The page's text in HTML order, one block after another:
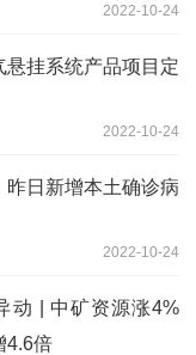
2022-10-24
悬挂系统产品项目定
2022-10-24
日新增本土确诊病
2022-10-24
动 | 中矿资源涨4%
4.6倍